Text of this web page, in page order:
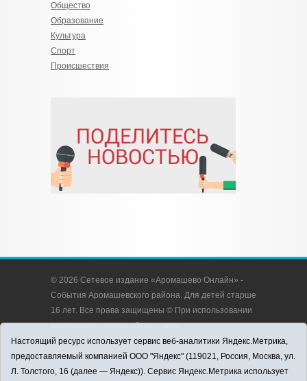
Общество
Образование
Культура
Спорт
Происшествия
© 2026 Сетевое издание «Аромашево Онлайн» -
События Аромашевского района. Для детей старше
16 лет. Все права защищены © При использовании
материалов ссылка обязательна.
Адрес редакции: 627350, Россия, Тюменская
область, Аромашевский район, с. Аромашево, ул.
Кирова, д. 13.
Настоящий ресурс использует сервис веб-аналитики Яндекс.Метрика,
предоставляемый компанией ООО "Яндекс" (119021, Россия, Москва, ул.
Л. Толстого, 16 (далее — Яндекс)). Сервис Яндекс.Метрика использует